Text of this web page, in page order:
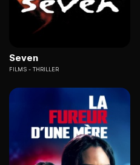
Seven
FILMS THRILLER